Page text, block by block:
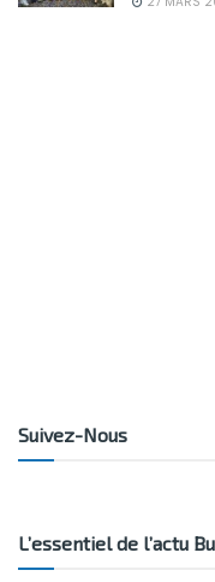
Suivez-Nous
L’essentiel de l’actu